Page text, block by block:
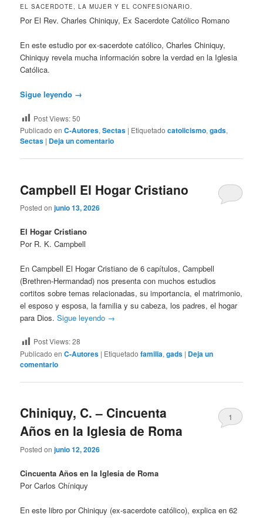
EL SACERDOTE, LA MUJER Y EL CONFESIONARIO.
Por El Rev. Charles Chiniquy, Ex Sacerdote Católico Romano
En este estudio por ex-sacerdote católico, Charles Chiniquy,
Chiniquy revela mucha información sobre la verdad en la Iglesia
Católica.
Sigue leyendo →
Post Views:50
Publicado en C-Autores,Sectas | Etiquetado catolicismo,gads,
Sectas | Deja un comentario
Campbell El Hogar Cristiano
Posted onjunio 13, 2026
El Hogar Cristiano
Por R. K. Campbell
En Campbell El Hogar Cristiano de 6 capítulos, Campbell
(Brethren-Hermandad) nos presenta con muchos estudios
cortitos sobre temas relacionadas, su importancia, el matrimonio,
el esposo y esposa, la familia y su cabeza, los padres, el hogar
para Dios.Sigue leyendo →
Post Views:28
Publicado en C-Autores | Etiquetado familia,gads | Deja un
comentario
Chiniquy, C. – Cincuenta
Años en la Iglesia de Roma
Posted onjunio 12, 2026
1
Cincuenta Años en la Iglesia de Roma
Por Carlos Chíniquy
En este libro por Chiniquy (ex-sacerdote católico), explica en 62